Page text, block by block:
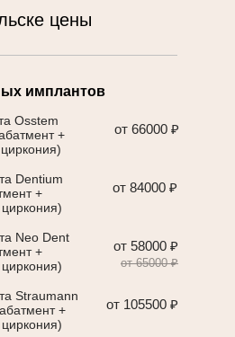
цены
Osstem
+
имплантов
Dentium
+
Straumann
+
от 105500 ₽
от 66000 ₽
от 84000 ₽
Neo Dent
+
от 65000 ₽
от 58000 ₽